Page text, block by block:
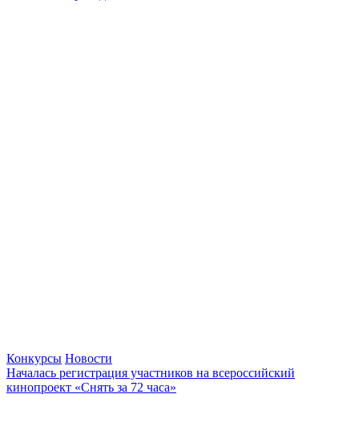
Конкурсы Новости
Началась регистрация участников на всероссийский
кинопроект «Снять за 72 часа»